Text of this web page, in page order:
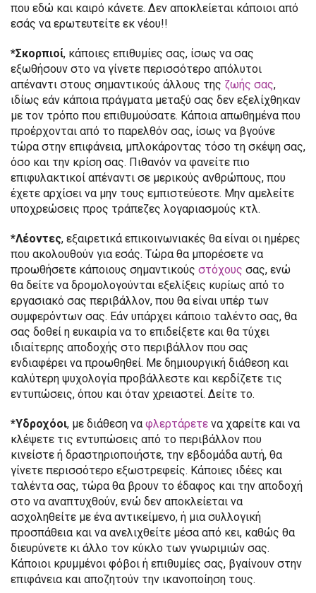
που εδώ και καιρό κάνετε. Δεν αποκλείεται κάποιοι από
εσάς να ερωτευτείτε εκ νέου!!
*Σκορπιοί, κάποιες επιθυμίες σας, ίσως να σας
εξωθήσουν στο να γίνετε περισσότερο απόλυτοι
απέναντι στους σημαντικούς άλλους της ζωής σας,
ιδίως εάν κάποια πράγματα μεταξύ σας δεν εξελίχθηκαν
με τον τρόπο που επιθυμούσατε. Κάποια απωθημένα που
προέρχονται από το παρελθόν σας, ίσως να βγούνε
τώρα στην επιφάνεια, μπλοκάροντας τόσο τη σκέψη σας,
όσο και την κρίση σας. Πιθανόν να φανείτε πιο
επιφυλακτικοί απέναντι σε μερικούς ανθρώπους, που
έχετε αρχίσει να μην τους εμπιστεύεστε. Μην αμελείτε
υποχρεώσεις προς τράπεζες λογαριασμούς κτλ.
*Λέοντες, εξαιρετικά επικοινωνιακές θα είναι οι ημέρες
που ακολουθούν για εσάς. Τώρα θα μπορέσετε να
προωθήσετε κάποιους σημαντικούς στόχους σας, ενώ
θα δείτε να δρομολογούνται εξελίξεις κυρίως από το
εργασιακό σας περιβάλλον, που θα είναι υπέρ των
συμφερόντων σας. Εάν υπάρχει κάποιο ταλέντο σας, θα
σας δοθεί η ευκαιρία να το επιδείξετε και θα τύχει
ιδιαίτερης αποδοχής στο περιβάλλον που σας
ενδιαφέρει να προωθηθεί. Με δημιουργική διάθεση και
καλύτερη ψυχολογία προβάλλεστε και κερδίζετε τις
εντυπώσεις, όπου και όταν χρειαστεί. Δείτε το.
*Υδροχόοι, με διάθεση να φλερτάρετε να χαρείτε και να
κλέψετε τις εντυπώσεις από το περιβάλλον που
κινείστε ή δραστηριοποιήστε, την εβδομάδα αυτή, θα
γίνετε περισσότερο εξωστρεφείς. Κάποιες ιδέες και
ταλέντα σας, τώρα θα βρουν το έδαφος και την αποδοχή
στο να αναπτυχθούν, ενώ δεν αποκλείεται να
ασχοληθείτε με ένα αντικείμενο, ή μια συλλογική
προσπάθεια και να ανελιχθείτε μέσα από κει, καθώς θα
διευρύνετε κι άλλο τον κύκλο των γνωριμιών σας.
Κάποιοι κρυμμένοι φόβοι ή επιθυμίες σας, βγαίνουν στην
επιφάνεια και αποζητούν την ικανοποίηση τους.